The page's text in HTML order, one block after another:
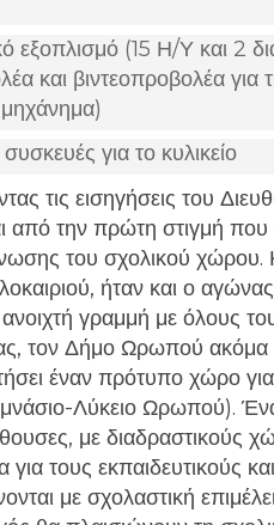
εξοπλισμό (15 Η/Υ και 2
και βιντεοπροβολέα
για το κυλικείο
τις εισηγήσεις του
από την πρώτη στιγμή
του σχολικού χώρου.
ήταν και ο
γραμμή με όλους
τον Δήμο Ωρωπού ακόμα
έναν πρότυπο χώρο
Λύκειο Ωρωπού). Ένα
με διαδραστικούς
τους εκπαιδευτικούς
με σχολαστική